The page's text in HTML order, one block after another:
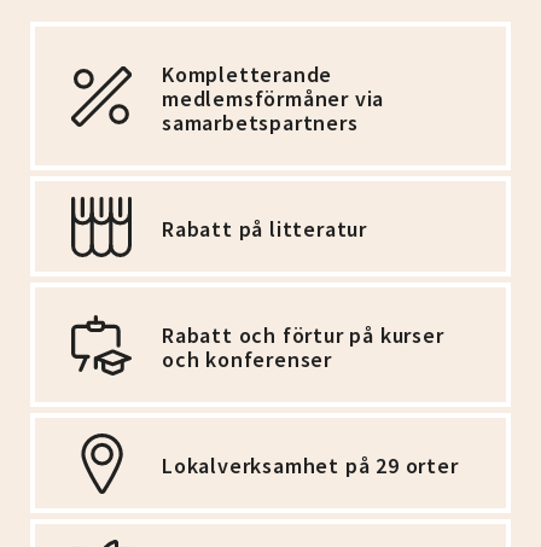
Kompletterande
medlemsförmåner via
samarbetspartners
Rabatt på litteratur
Rabatt och förtur på kurser
och konferenser
Lokalverksamhet på 29 orter